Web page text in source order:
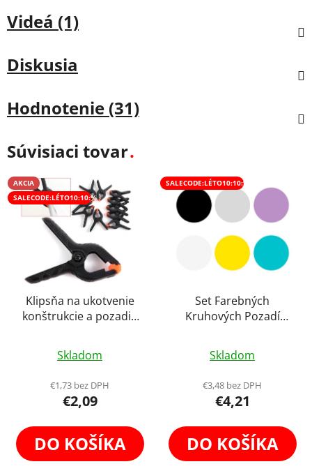
Videá (1)
Diskusia
Hodnotenie (31)
Súvisiaci tovar
AKCIA
SALECODE:LÉTO10:10:%
Klipsňa na ukotvenie
konštrukcie a pozadia
hodnotenie
produktu
je
z
Skladom
€1,73 bez DPH
€2,09
DO KOŠÍKA
SALECODE:LÉTO10:10:%
Set Farebných
Kruhových Pozadí
Otočné Podstavce
Skladom
€3,48 bez DPH
€4,21
DO KOŠÍKA